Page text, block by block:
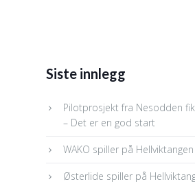
Siste innlegg
Pilotprosjekt fra Nesodden
– Det er en god start
WAKO spiller på Hellviktangen
Østerlide spiller på